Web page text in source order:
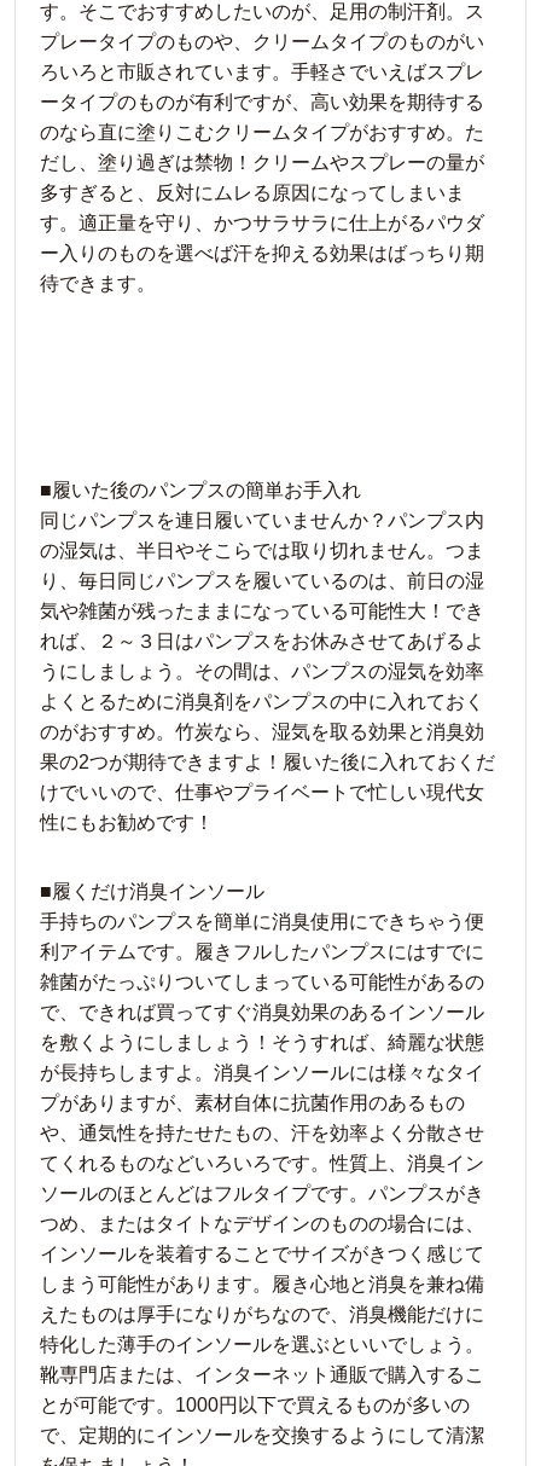
す。そこでおすすめしたいのが、足用の制汗剤。ス
プレータイプのものや、クリームタイプのものがい
ろいろと市販されています。手軽さでいえばスプレ
ータイプのものが有利ですが、高い効果を期待する
のなら直に塗りこむクリームタイプがおすすめ。た
だし、塗り過ぎは禁物！クリームやスプレーの量が
多すぎると、反対にムレる原因になってしまいま
す。適正量を守り、かつサラサラに仕上がるパウダ
ー入りのものを選べば汗を抑える効果はばっちり期
待できます。
■履いた後のパンプスの簡単お手入れ
同じパンプスを連日履いていませんか？パンプス内
の湿気は、半日やそこらでは取り切れません。つま
り、毎日同じパンプスを履いているのは、前日の湿
気や雑菌が残ったままになっている可能性大！でき
れば、２～３日はパンプスをお休みさせてあげるよ
うにしましょう。その間は、パンプスの湿気を効率
よくとるために消臭剤をパンプスの中に入れておく
のがおすすめ。竹炭なら、湿気を取る効果と消臭効
果の2つが期待できますよ！履いた後に入れておくだ
けでいいので、仕事やプライベートで忙しい現代女
性にもお勧めです！
■履くだけ消臭インソール
手持ちのパンプスを簡単に消臭使用にできちゃう便
利アイテムです。履きフルしたパンプスにはすでに
雑菌がたっぷりついてしまっている可能性があるの
で、できれば買ってすぐ消臭効果のあるインソール
を敷くようにしましょう！そうすれば、綺麗な状態
が長持ちしますよ。消臭インソールには様々なタイ
プがありますが、素材自体に抗菌作用のあるもの
や、通気性を持たせたもの、汗を効率よく分散させ
てくれるものなどいろいろです。性質上、消臭イン
ソールのほとんどはフルタイプです。パンプスがき
つめ、またはタイトなデザインのものの場合には、
インソールを装着することでサイズがきつく感じて
しまう可能性があります。履き心地と消臭を兼ね備
えたものは厚手になりがちなので、消臭機能だけに
特化した薄手のインソールを選ぶといいでしょう。
靴専門店または、インターネット通販で購入するこ
とが可能です。1000円以下で買えるものが多いの
で、定期的にインソールを交換するようにして清潔